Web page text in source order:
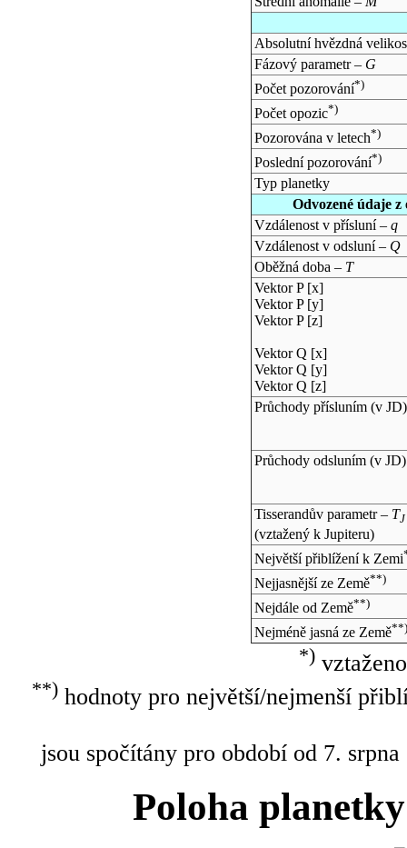
Absolutní hvězdná
Fázový parametr – G
Počet pozorování*)
Počet opozic*)
Pozorována v letech*)
Poslední pozorování*)
Typ planetky
Odvozené údaje
Vzdálenost v přísluní – q
Vzdálenost v odsluní – Q
Oběžná doba – T
Vektor P [x]
Vektor P [y]
Vektor P [z]
Vektor Q [x]
Vektor Q [y]
Vektor Q [z]
Průchody přísluním (v JD)
Průchody odsluním (v JD)
Tisserandův parametr – TJ
(vztažený k Jupiteru)
Největší přiblížení k Zemi
Nejjasnější ze Země**)
Nejdále od Země**)
Nejméně jasná ze Země**)
*)
**)hodnoty pro největší/nejmenší
jsou spočítány pro období od 7.
Poloha